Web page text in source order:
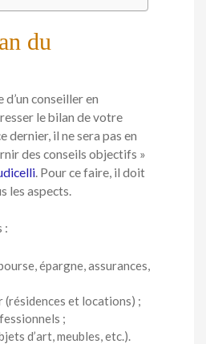
du
conseiller en
le bilan de votre
dernier, il ne sera pas en
des conseils objectifs »
. Pour ce faire, il doit
les aspects.
:
épargne, assurances,
(résidences et locations) ;
;
d’art, meubles, etc.).